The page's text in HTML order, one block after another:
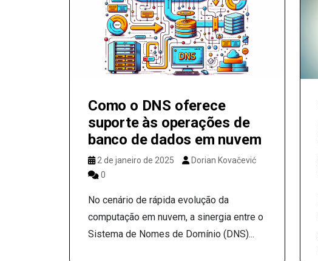
Como o DNS oferece
suporte às operações de
banco de dados em nuvem
2 de janeiro de 2025
Dorian Kovačević
0
No cenário de rápida evolução da
computação em nuvem, a sinergia entre o
Sistema de Nomes de Domínio (DNS)...